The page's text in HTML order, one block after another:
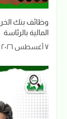
المالية بالرئاسة
٧ أغسطس ٢٠٢٦